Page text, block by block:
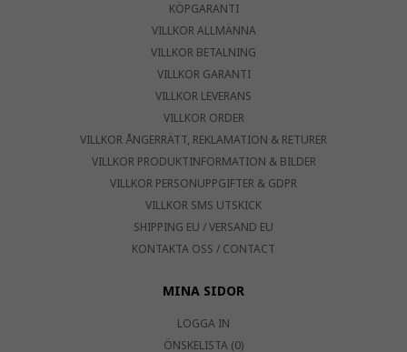
KÖPGARANTI
VILLKOR ALLMÄNNA
VILLKOR BETALNING
VILLKOR GARANTI
VILLKOR LEVERANS
VILLKOR ORDER
VILLKOR ÅNGERRÄTT, REKLAMATION & RETURER
VILLKOR PRODUKTINFORMATION & BILDER
VILLKOR PERSONUPPGIFTER & GDPR
VILLKOR SMS UTSKICK
SHIPPING EU / VERSAND EU
KONTAKTA OSS / CONTACT
MINA SIDOR
LOGGA IN
ÖNSKELISTA (0)